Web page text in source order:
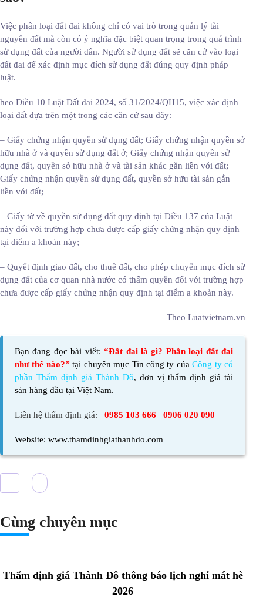
Việc phân loại đất đai không chỉ có vai trò trong quản lý tài
nguyên đất mà còn có ý nghĩa đặc biệt quan trọng trong quá trình
sử dụng đất của người dân. Người sử dụng đất sẽ căn cứ vào loại
đất đai để xác định mục đích sử dụng đất đúng quy định pháp
luật.
heo Điều 10 Luật Đất đai 2024, số 31/2024/QH15, việc xác định
loại đất dựa trên một trong các căn cứ sau đây:
– Giấy chứng nhận quyền sử dụng đất; Giấy chứng nhận quyền sở
hữu nhà ở và quyền sử dụng đất ở; Giấy chứng nhận quyền sử
dụng đất, quyền sở hữu nhà ở và tài sản khác gắn liền với đất;
Giấy chứng nhận quyền sử dụng đất, quyền sở hữu tài sản gắn
liền với đất;
– Giấy tờ về quyền sử dụng đất quy định tại Điều 137 của Luật
này đối với trường hợp chưa được cấp giấy chứng nhận quy định
tại điểm a khoản này;
– Quyết định giao đất, cho thuê đất, cho phép chuyển mục đích sử
dụng đất của cơ quan nhà nước có thẩm quyền đối với trường hợp
chưa được cấp giấy chứng nhận quy định tại điểm a khoản này.
Theo Luatvietnam.vn
Bạn đang đọc bài viết: “Đất đai là gì? Phân loại đất đai
như thế nào?” tại chuyên mục Tin công ty củaCông ty cổ
phần Thẩm định giá Thành Đô, đơn vị thẩm định giá tài
sản hàng đầu tại Việt Nam.
Liên hệ thẩm định giá: 0985 103 666 0906 020 090
Website: www.thamdinhgiathanhdo.com
Cùng chuyên mục
Thẩm định giá Thành Đô thông báo lịch nghỉ mát hè
2026